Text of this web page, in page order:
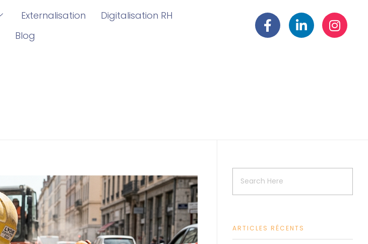
Externalisation
Digitalisation RH
Blog
ARTICLES RÉCENTS